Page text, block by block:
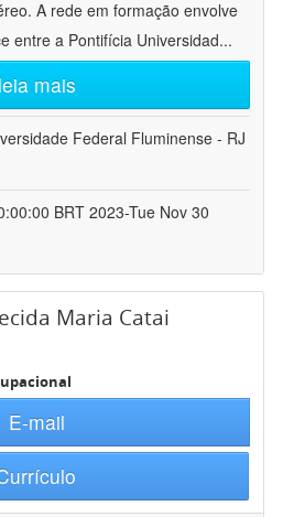
A rede em formação envolve
entre a Pontifícia Universidad...
leia mais
Federal Fluminense - RJ
BRT 2023-Tue Nov 30
Maria Catai
E-mail